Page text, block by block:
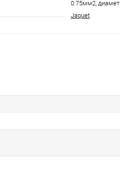
0.75мм2,
Jaquet